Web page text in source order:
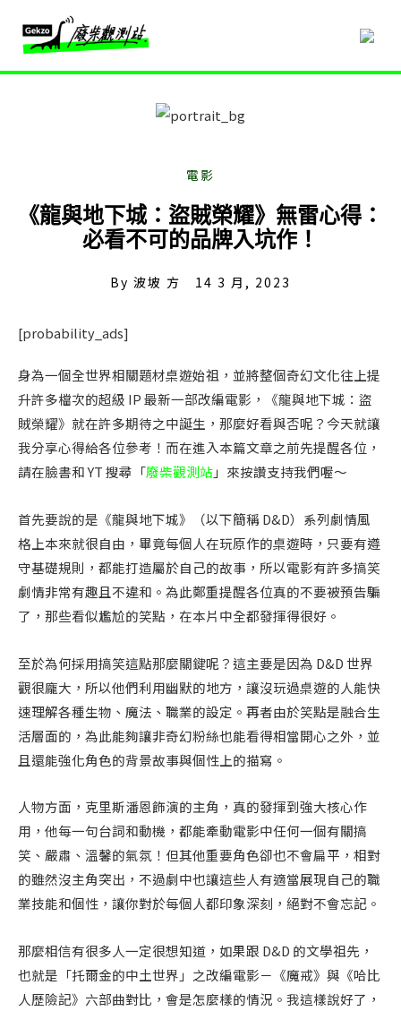
《龍與地下城：盜賊榮耀》無雷心得：
必看不可的品牌入坑作！
By 波坡 方 14 3 月, 2023
[probability_ads]
身為一個全世界相關題材桌遊始祖，並將整個奇幻文化往上提
升許多檔次的超級 IP 最新一部改編電影，《龍與地下城：盜
賊榮耀》就在許多期待之中誕生，那麼好看與否呢？今天就讓
我分享心得給各位參考！而在進入本篇文章之前先提醒各位，
請在臉書和 YT 搜尋「廢柴觀測站」來按讚支持我們喔～
首先要說的是《龍與地下城》（以下簡稱 D&D）系列劇情風
格上本來就很自由，畢竟每個人在玩原作的桌遊時，只要有遵
守基礎規則，都能打造屬於自己的故事，所以電影有許多搞笑
劇情非常有趣且不違和。為此鄭重提醒各位真的不要被預告騙
了，那些看似尷尬的笑點，在本片中全都發揮得很好。
至於為何採用搞笑這點那麼關鍵呢？這主要是因為 D&D 世界
觀很龐大，所以他們利用幽默的地方，讓沒玩過桌遊的人能快
速理解各種生物、魔法、職業的設定。再者由於笑點是融合生
活層面的，為此能夠讓非奇幻粉絲也能看得相當開心之外，並
且還能強化角色的背景故事與個性上的描寫。
人物方面，克里斯潘恩飾演的主角，真的發揮到強大核心作
用，他每一句台詞和動機，都能牽動電影中任何一個有關搞
笑、嚴肅、溫馨的氣氛！但其他重要角色卻也不會扁平，相對
的雖然沒主角突出，不過劇中也讓這些人有適當展現自己的職
業技能和個性，讓你對於每個人都印象深刻，絕對不會忘記。
那麼相信有很多人一定很想知道，如果跟 D&D 的文學祖先，
也就是「托爾金的中土世界」之改編電影－《魔戒》與《哈比
人歷險記》六部曲對比，會是怎麼樣的情況。我這樣說好了，